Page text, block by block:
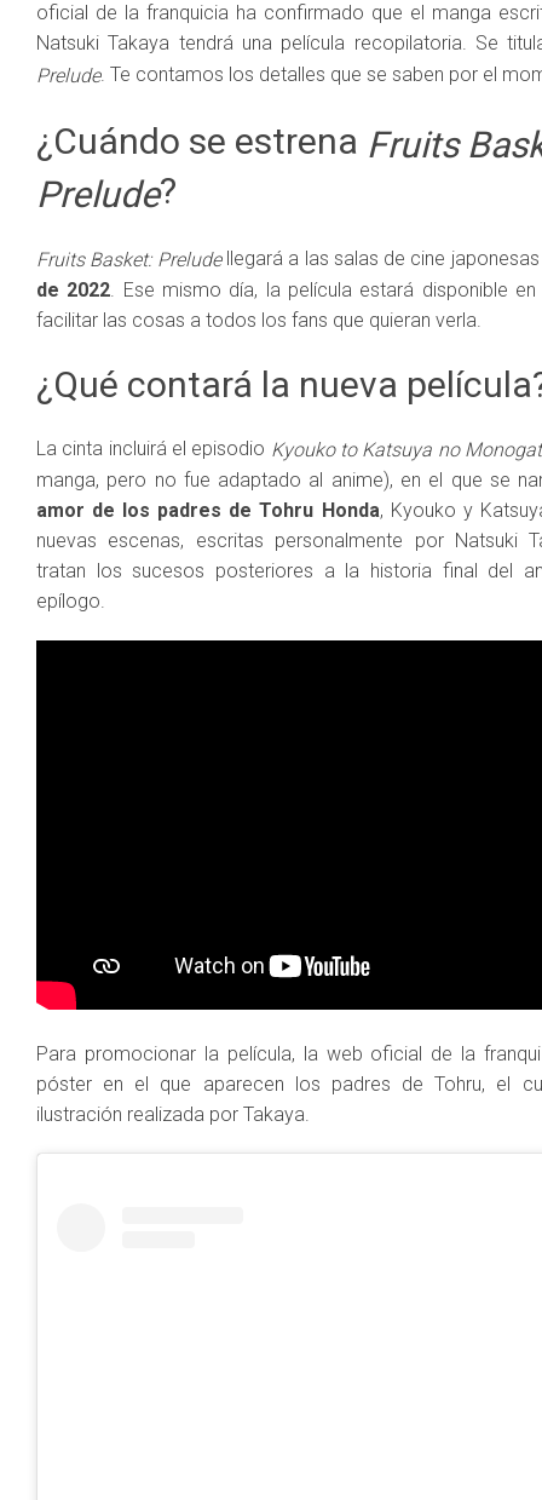
oficial de la franquicia ha confirmado que el manga
Natsuki Takaya tendrá una película recopilatoria. Se
Prelude. Te contamos los detalles que se saben por el
¿Cuándo se estrena Fruits
Prelude?
Fruits Basket: Preludellegará a las salas de cine
de 2022. Ese mismo día, la película estará disponible en
facilitar las cosas a todos los fans que quieran verla.
¿Qué contará la nueva
La cinta incluirá el episodio Kyouko to Katsuya no
manga, pero no fue adaptado al anime), en el que se
amor de los padres de Tohru Honda, Kyоuko y
nuevas escenas, escritas personalmente por Natsuki
tratan los sucesos posteriores a la historia final del
epílogo.
Para promocionar la película, la web oficial de la
póster en el que aparecen los padres de Tohru, el
ilustración realizada por Takaya.